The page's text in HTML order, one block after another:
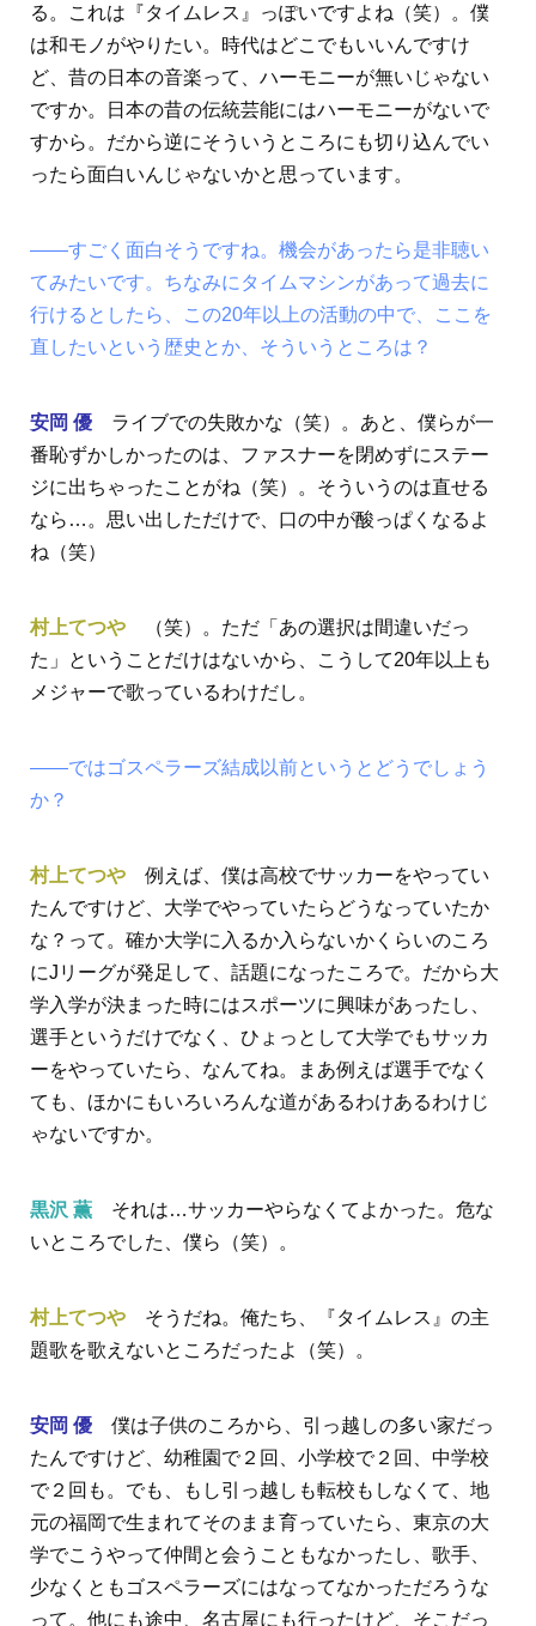
る。これは『タイムレス』っぽいですよね（笑）。僕
は和モノがやりたい。時代はどこでもいいんですけ
ど、昔の日本の音楽って、ハーモニーが無いじゃない
ですか。日本の昔の伝統芸能にはハーモニーがないで
すから。だから逆にそういうところにも切り込んでい
ったら面白いんじゃないかと思っています。
――すごく面白そうですね。機会があったら是非聴い
てみたいです。ちなみにタイムマシンがあって過去に
行けるとしたら、この20年以上の活動の中で、ここを
直したいという歴史とか、そういうところは？
安岡 優 ライブでの失敗かな（笑）。あと、僕らが一
番恥ずかしかったのは、ファスナーを閉めずにステー
ジに出ちゃったことがね（笑）。そういうのは直せる
なら…。思い出しただけで、口の中が酸っぱくなるよ
ね（笑）
村上てつや
（笑）。ただ「あの選択は間違いだっ
た」ということだけはないから、こうして20年以上も
メジャーで歌っているわけだし。
――ではゴスペラーズ結成以前というとどうでしょう
か？
村上てつや 例えば、僕は高校でサッカーをやってい
たんですけど、大学でやっていたらどうなっていたか
な？って。確か大学に入るか入らないかくらいのころ
にJリーグが発足して、話題になったころで。だから大
学入学が決まった時にはスポーツに興味があったし、
選手というだけでなく、ひょっとして大学でもサッカ
ーをやっていたら、なんてね。まあ例えば選手でなく
ても、ほかにもいろいろんな道があるわけあるわけじ
ゃないですか。
黒沢 薫 それは…サッカーやらなくてよかった。危な
いところでした、僕ら（笑）。
村上てつや そうだね。俺たち、『タイムレス』の主
題歌を歌えないところだったよ（笑）。
安岡 優 僕は子供のころから、引っ越しの多い家だっ
たんですけど、幼稚園で２回、小学校で２回、中学校
で２回も。でも、もし引っ越しも転校もしなくて、地
元の福岡で生まれてそのまま育っていたら、東京の大
学でこうやって仲間と会うこともなかったし、歌手、
少なくともゴスペラーズにはなってなかっただろうな
って。他にも途中、名古屋にも行ったけど、そこだっ